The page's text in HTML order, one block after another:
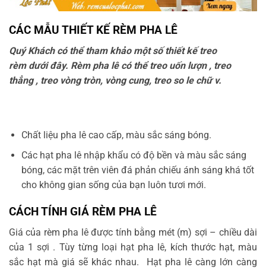
CÁC MẪU THIẾT KẾ RÈM PHA LÊ
Quý Khách có thể tham khảo một số thiết kế treo
rèmdướiđây. Rèm pha lê có thể treo uốn lượn , treo
thẳng , treo vòng tròn, vòng cung, treo so le chữ v.
Chất liệu pha lê cao cấp, màu sắc sáng bóng.
Các hạt pha lê nhập khẩu có độ bền và màu sắc sáng
bóng, các mặt trên viên đá phản chiếu ánh sáng khá tốt
cho không gian sống của bạn luôn tươi mới.
CÁCH TÍNH GIÁ RÈM PHA LÊ
Giá của rèm pha lê được tính bằng mét (m) sợi – chiều dài
của 1 sợi . Tùy từng loại hạt pha lê, kích thước hạt, màu
sắc hạt mà giá sẽ khác nhau. Hạt pha lê càng lớn càng